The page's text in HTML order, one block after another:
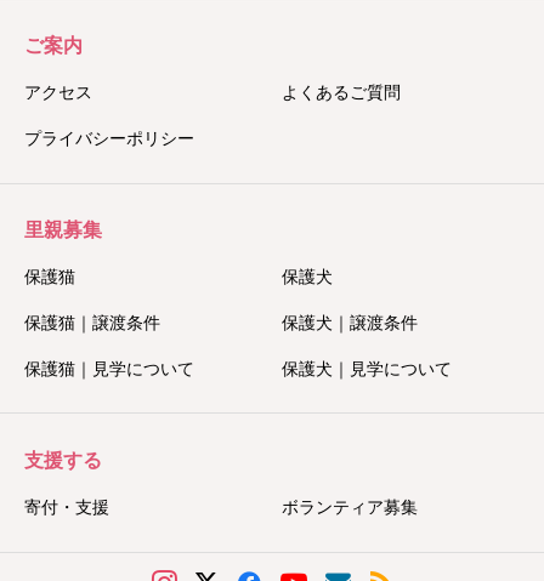
ご案内
アクセス よくあるご質問
プライバシーポリシー
里親募集
保護猫 保護犬
保護猫｜譲渡条件 保護犬｜譲渡条件
保護猫｜見学について 保護犬｜見学について
支援する
寄付・支援 ボランティア募集